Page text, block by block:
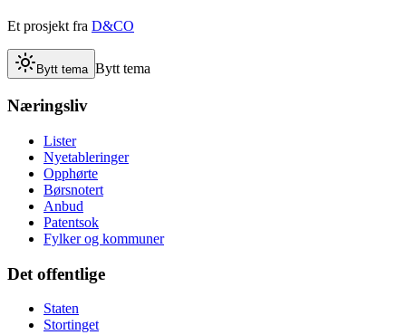
Et prosjekt fra D&CO
Bytt tema Bytt tema
Næringsliv
Lister
Nyetableringer
Opphørte
Børsnotert
Anbud
Patentsok
Fylker og kommuner
Det offentlige
Staten
Stortinget